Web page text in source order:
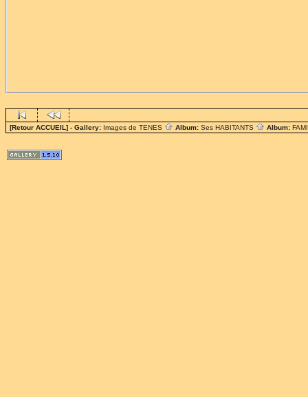
[Retour ACCUEIL] - Gallery: Images de TENES Album: Ses HABITANTS Album: